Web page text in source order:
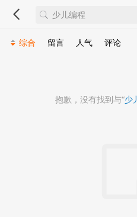
综合 留言 人气 评论
抱歉，没有找到与“少